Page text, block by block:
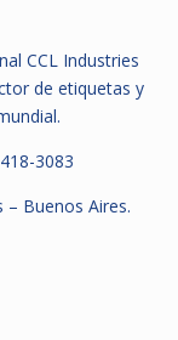
CCL Industries
de etiquetas y
3083
– Buenos Aires.